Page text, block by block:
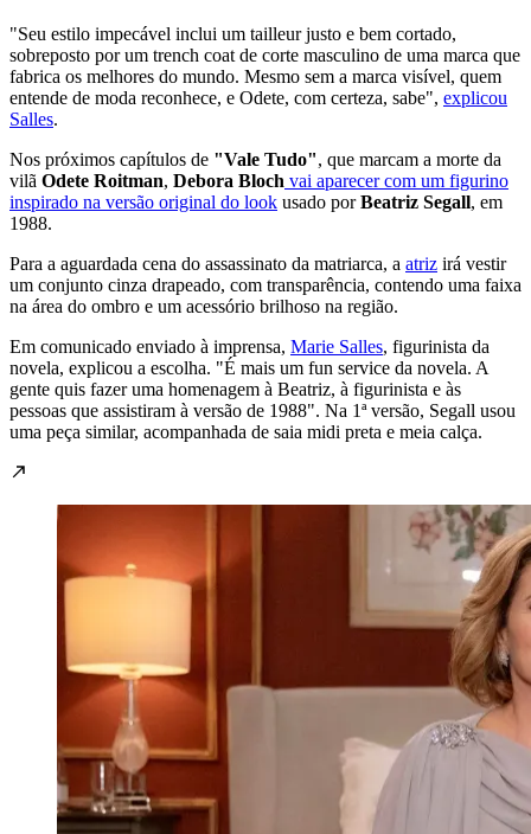
"Seu estilo impecável inclui um tailleur justo e bem cortado,
sobreposto por um trench coat de corte masculino de uma marca que
fabrica os melhores do mundo. Mesmo sem a marca visível, quem
entende de moda reconhece, e Odete, com certeza, sabe", explicou
Salles.
Nos próximos capítulos de "Vale Tudo", que marcam a morte da
vilã Odete Roitman, Debora Bloch vai aparecer com um figurino
inspirado na versão original do look usado porBeatriz Segall, em
1988.
Para a aguardada cena do assassinato da matriarca, a atriz irá vestir
um conjunto cinza drapeado, com transparência, contendo uma faixa
na área do ombro e um acessório brilhoso na região.
Em comunicado enviado à imprensa, Marie Salles, figurinista da
novela, explicou a escolha. "É mais um fun service da novela. A
gente quis fazer uma homenagem à Beatriz, à figurinista e às
pessoas que assistiram à versão de 1988". Na 1ª versão, Segall usou
uma peça similar, acompanhada de saia midi preta e meia calça.